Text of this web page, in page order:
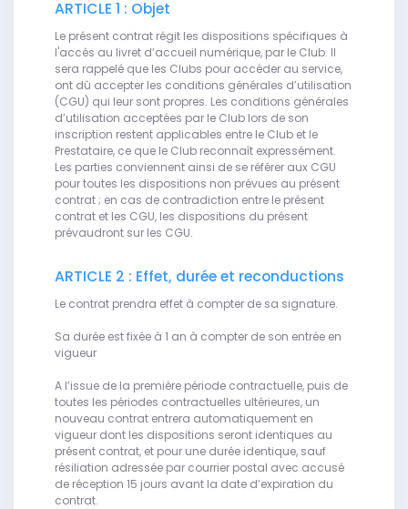
ARTICLE 1 : Objet
Le présent contrat régit les dispositions spécifiques à
l'accès au livret d’accueil numérique, par le Club. Il
sera rappelé que les Clubs pour accéder au service,
ont dû accepter les conditions générales d’utilisation
(CGU) qui leur sont propres. Les conditions générales
d’utilisation acceptées par le Club lors de son
inscription restent applicables entre le Club et le
Prestataire, ce que le Club reconnaît expressément.
Les parties conviennent ainsi de se référer aux CGU
pour toutes les dispositions non prévues au présent
contrat ; en cas de contradiction entre le présent
contrat et les CGU, les dispositions du présent
prévaudront sur les CGU.
ARTICLE 2 : Effet, durée et reconductions
Le contrat prendra effet à compter de sa signature.
Sa durée est fixée à 1 an à compter de son entrée en
vigueur
A l’issue de la première période contractuelle, puis de
toutes les périodes contractuelles ultérieures, un
nouveau contrat entrera automatiquement en
vigueur dont les dispositions seront identiques au
présent contrat, et pour une durée identique, sauf
résiliation adressée par courrier postal avec accusé
de réception 15 jours avant la date d’expiration du
contrat.